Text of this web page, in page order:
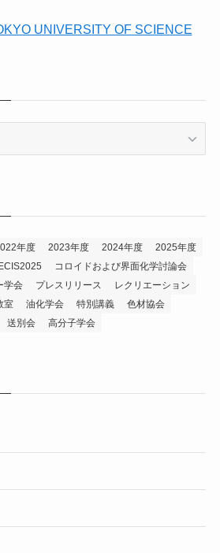
年度 2023年度 2024年度
2025年度
ECIS2025
コロイドおよび界面化学討論会
学会 プレスリリース
レクリエーション
室 油化学会 特別講義
色材協会
送別会 高分子学会